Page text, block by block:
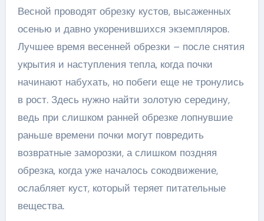
Весной проводят обрезку кустов, высаженных
осенью и давно укоренившихся экземпляров.
Лучшее время весенней обрезки – после снятия
укрытия и наступления тепла, когда почки
начинают набухать, но побеги еще не тронулись
в рост. Здесь нужно найти золотую середину,
ведь при слишком ранней обрезке лопнувшие
раньше времени почки могут повредить
возвратные заморозки, а слишком поздняя
обрезка, когда уже началось сокодвижение,
ослабляет куст, который теряет питательные
вещества.